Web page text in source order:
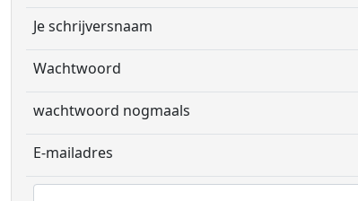
Je schrijversnaam
Wachtwoord
wachtwoord nogmaals
E-mailadres